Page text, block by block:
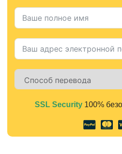
Alternative:
SSL Security100%